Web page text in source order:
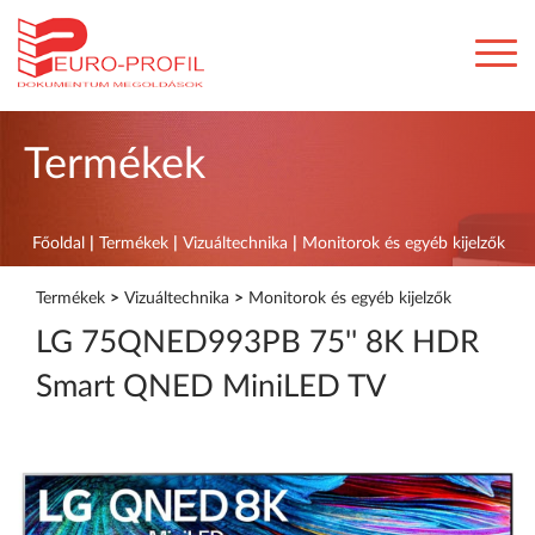
Termékek
Főoldal Termékek Vizuáltechnika Monitorok és egyéb kijelzők
Termékek > Vizuáltechnika > Monitorok és egyéb kijelzők
LG 75QNED993PB 75'' 8K HDR
Smart QNED MiniLED TV